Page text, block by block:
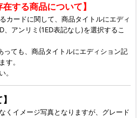
する商品について】
カードに関して、商品タイトルにエディ
、アンリミ(1ED表記なし)を選択するこ
っても、商品タイトルにエディション記
す。
。
くイメージ写真となりますが、グレード